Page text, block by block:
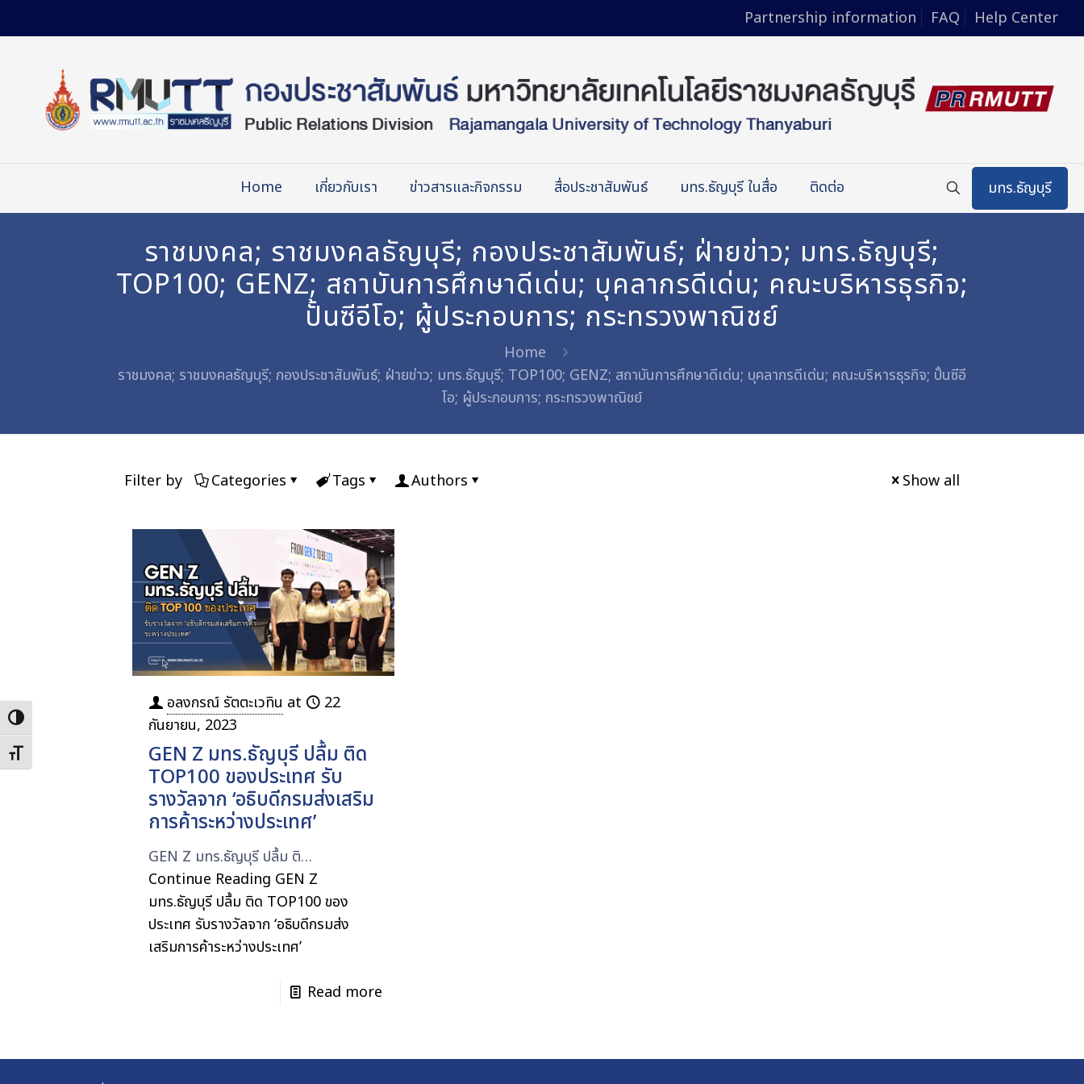
to
Toggle High Contrast
Toggle Font size
Partnership information FAQ Help Center
Home เกี่ยวกับเรา ข่าวสารและกิจกรรม สื่อประชาสัมพันธ์ มทร.ธัญบุรี ในสื่อ ติดต่อ มทร.ธัญบุรี
ราชมงคล; ราชมงคลธัญบุรี; กองประชาสัมพันธ์; ฝ่ายข่าว; มทร.ธัญบุรี;
TOP100; GENZ; สถาบันการศึกษาดีเด่น; บุคลากรดีเด่น; คณะบริหารธุรกิจ;
ปั้นซีอีโอ; ผู้ประกอบการ; กระทรวงพาณิชย์
Home
ราชมงคล; ราชมงคลธัญบุรี; กองประชาสัมพันธ์; ฝ่ายข่าว; มทร.ธัญบุรี; TOP100; GENZ; สถาบันการศึกษาดีเด่น; บุคลากรดีเด่น; คณะบริหารธุรกิจ; ปั้นซีอี
โอ; ผู้ประกอบการ; กระทรวงพาณิชย์
Filter by Categories Tags Authors Show all
อลงกรณ์ รัตตะเวทิน at
22
กันยายน, 2023
GEN Z มทร.ธัญบุรี ปลื้ม ติด
TOP100 ของประเทศ รับ
รางวัลจาก ‘อธิบดีกรมส่งเสริม
การค้าระหว่างประเทศ’
GEN Z มทร.ธัญบุรี ปลื้ม ติ…
Continue Reading GEN Z
มทร.ธัญบุรี ปลื้ม ติด TOP100 ของ
ประเทศ รับรางวัลจาก ‘อธิบดีกรมส่ง
เสริมการค้าระหว่างประเทศ’
Read more